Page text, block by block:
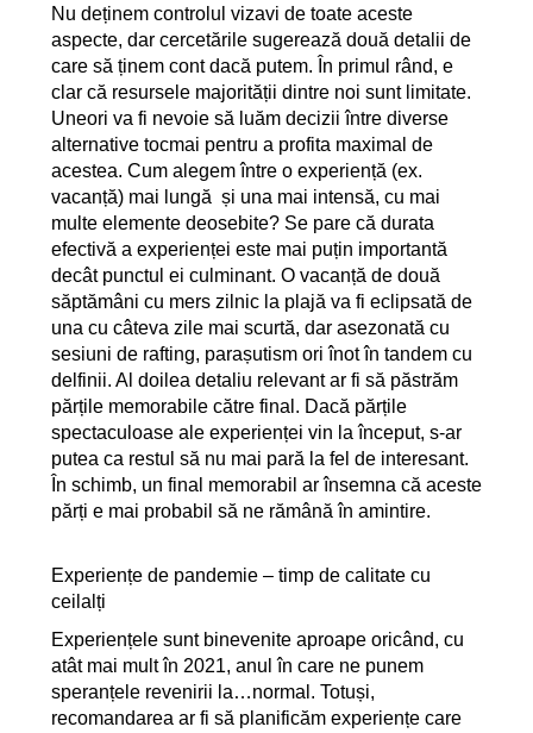
Nu deținem controlul vizavi de toate aceste
aspecte, dar cercetările sugerează două detalii de
care să ținem cont dacă putem. În primul rând, e
clar că resursele majorității dintre noi sunt limitate.
Uneori va fi nevoie să luăm decizii între diverse
alternative tocmai pentru a profita maximal de
acestea. Cum alegem între o experiență (ex.
vacanță) mai lungă și una mai intensă, cu mai
multe elemente deosebite? Se pare că durata
efectivă a experienței este mai puțin importantă
decât punctul ei culminant. O vacanță de două
săptămâni cu mers zilnic la plajă va fi eclipsată de
una cu câteva zile mai scurtă, dar asezonată cu
sesiuni de rafting, parașutism ori înot în tandem cu
delfinii. Al doilea detaliu relevant ar fi să păstrăm
părțile memorabile către final. Dacă părțile
spectaculoase ale experienței vin la început, s-ar
putea ca restul să nu mai pară la fel de interesant.
În schimb, un final memorabil ar însemna că aceste
părți e mai probabil să ne rămână în amintire.
Experiențe de pandemie – timp de calitate cu
ceilalți
Experiențele sunt binevenite aproape oricând, cu
atât mai mult în 2021, anul în care ne punem
speranțele revenirii la…normal. Totuși,
recomandarea ar fi să planificăm experiențe care